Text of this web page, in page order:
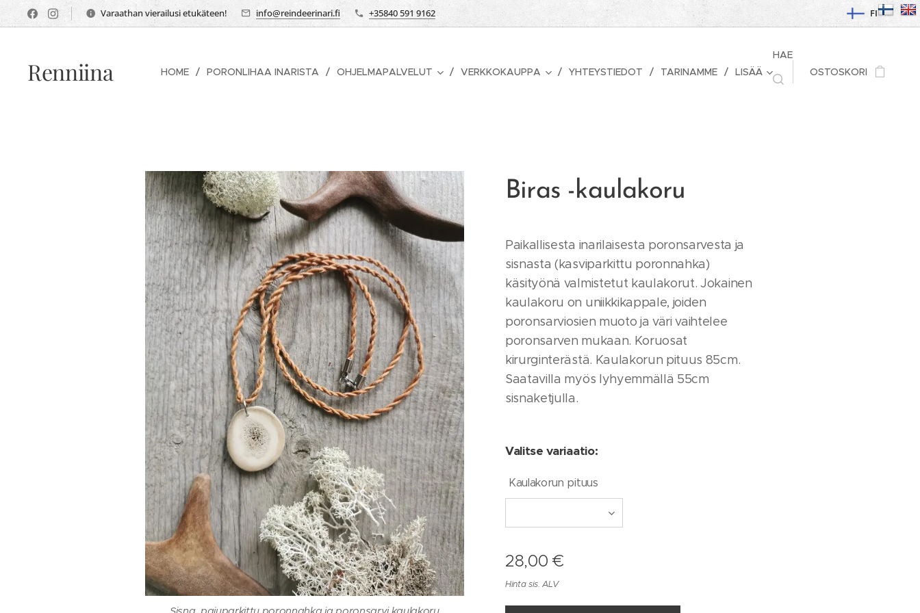
Varaathan vierailusi etukäteen! info@reindeerinari.fi +35840 591 9162 FI
Renniina HOME PORONLIHAA INARISTA OHJELMAPALVELUT VERKKOKAUPPA YHTEYSTIEDOT TARINAMME LISÄÄ
HAE
OSTOSKORI
Biras -kaulakoru
Paikallisesta inarilaisesta poronsarvesta ja
sisnasta (kasviparkittu poronnahka)
käsityönä valmistetut kaulakorut. Jokainen
kaulakoru on uniikkikappale, joiden
poronsarviosien muoto ja väri vaihtelee
poronsarven mukaan. Koruosat
kirurginterästä. Kaulakorun pituus 85cm.
Saatavilla myös lyhyemmällä 55cm
sisnaketjulla.
Valitse variaatio:
Kaulakorun pituus
28,00 €
Hinta sis. ALV